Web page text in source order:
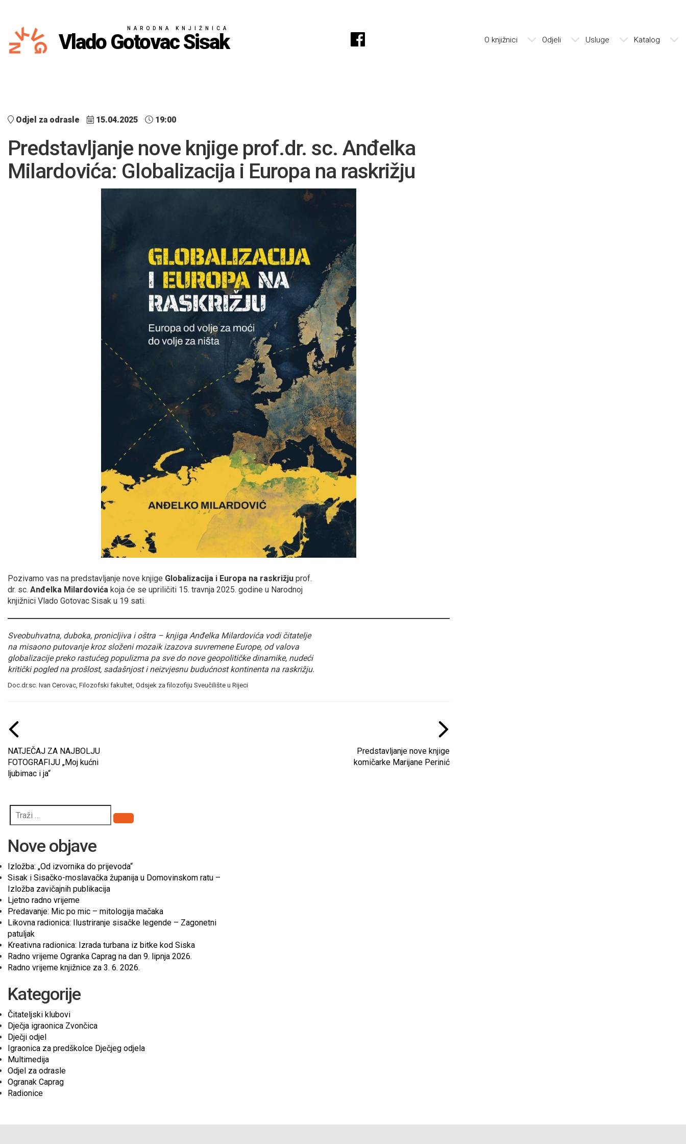
NARODNA KNJIŽNICA
Vlado Gotovac Sisak O knjižnici Odjeli Usluge Katalog
Odjel za odrasle 15.04.2025 19:00
Predstavljanje nove knjige prof.dr. sc. Anđelka
Milardovića: Globalizacija i Europa na raskrižju
Pozivamo vas na predstavljanje nove knjige Globalizacija i Europa na raskrižju prof.
dr. sc. Anđelka Milardovića koja će se upriličiti 15. travnja 2025. godine u Narodnoj
knjižnici Vlado Gotovac Sisak u 19 sati.
Sveobuhvatna, duboka, pronicljiva i oštra – knjiga Anđelka Milardovića vodi čitatelje
na misaono putovanje kroz složeni mozaik izazova suvremene Europe, od valova
globalizacije preko rastućeg populizma pa sve do nove geopolitičke dinamike, nudeći
kritički pogled na prošlost, sadašnjost i neizvjesnu budućnost kontinenta na raskrižju.
Doc.dr.sc. Ivan Cerovac, Filozofski fakultet, Odsjek za filozofiju Sveučilište u Rijeci
NATJEČAJ ZA NAJBOLJU
FOTOGRAFIJU „Moj kućni
ljubimac i ja“
Predstavljanje nove knjige
komičarke Marijane Perinić
Pretraži
Nove objave
Izložba: „Od izvornika do prijevoda“
Sisak i Sisačko-moslavačka županija u Domovinskom ratu –
Izložba zavičajnih publikacija
Ljetno radno vrijeme
Predavanje: Mic po mic – mitologija mačaka
Likovna radionica: Ilustriranje sisačke legende – Zagonetni
patuljak
Kreativna radionica: Izrada turbana iz bitke kod Siska
Radno vrijeme Ogranka Caprag na dan 9. lipnja 2026.
Radno vrijeme knjižnice za 3. 6. 2026.
Kategorije
Čitateljski klubovi
Dječja igraonica Zvončica
Dječji odjel
Igraonica za predškolce Dječjeg odjela
Multimedija
Odjel za odrasle
Ogranak Caprag
Radionice